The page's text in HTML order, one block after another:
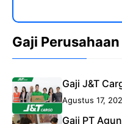
Gaji Perusahaan
Gaji J&T
Agustus 17,
Gaji PT